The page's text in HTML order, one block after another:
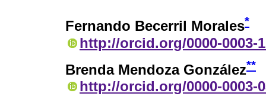
Fernando Becerril Morales*
http://orcid.org/0000-0003-
Brenda Mendoza González**
http://orcid.org/0000-0003-